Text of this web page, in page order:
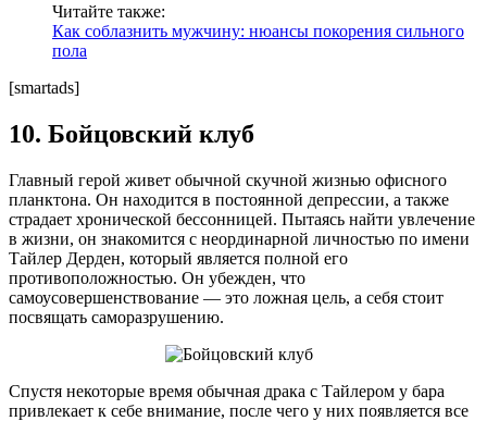
Читайте также:
Как соблазнить мужчину: нюансы покорения сильного
пола
[smartads]
10. Бойцовский клуб
Главный герой живет обычной скучной жизнью офисного
планктона. Он находится в постоянной депрессии, а также
страдает хронической бессонницей. Пытаясь найти увлечение
в жизни, он знакомится с неординарной личностью по имени
Тайлер Дерден, который является полной его
противоположностью. Он убежден, что
самоусовершенствование — это ложная цель, а себя стоит
посвящать саморазрушению.
Спустя некоторые время обычная драка с Тайлером у бара
привлекает к себе внимание, после чего у них появляется все